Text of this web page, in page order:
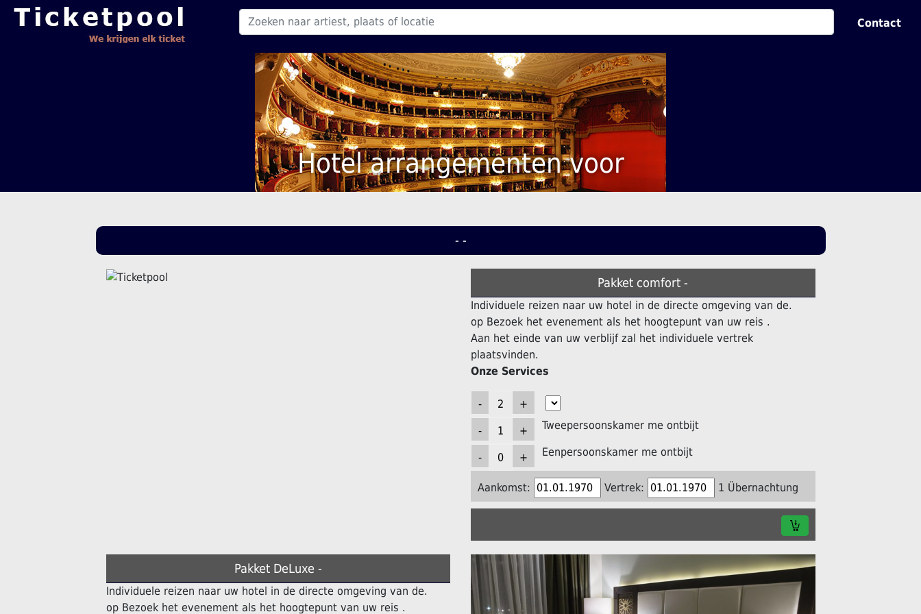
Contact
Hotel arrangementen voor
- -
Pakket comfort -
Individuele reizen naar uw hotel in de directe omgeving van de.
op Bezoek het evenement als het hoogtepunt van uw reis .
Aan het einde van uw verblijf zal het individuele vertrek
plaatsvinden.
Onze Services
Tweepersoonskamer me ontbijt
Eenpersoonskamer me ontbijt
Aankomst: Vertrek: 1 Übernachtung
Pakket DeLuxe -
Individuele reizen naar uw hotel in de directe omgeving van de.
op Bezoek het evenement als het hoogtepunt van uw reis .